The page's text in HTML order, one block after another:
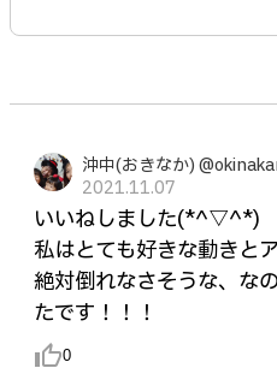
沖中(おきなか)
2021.11.07
いいねしました(*^▽^*)
私はとても好きな動きと
絶対倒れなさそうな、な
たです！！！
thumb_up_alt0